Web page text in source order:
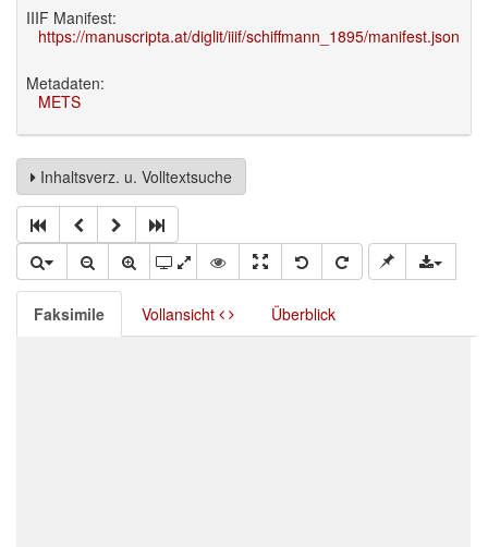
IIIF Manifest:
https://manuscripta.at/diglit/iiif/schiffmann_1895/manifest.json
Metadaten:
METS
Inhaltsverz. u. Volltextsuche
Faksimile Vollansicht Überblick